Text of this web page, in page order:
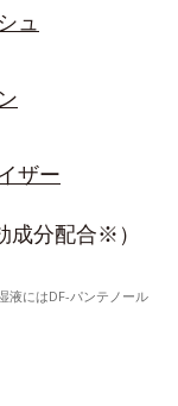
ュ
ザー
成分配合※）
液にはDF-パンテノール